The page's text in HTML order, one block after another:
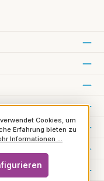
Cookies, um
Erfahrung bieten zu
Informationen ...